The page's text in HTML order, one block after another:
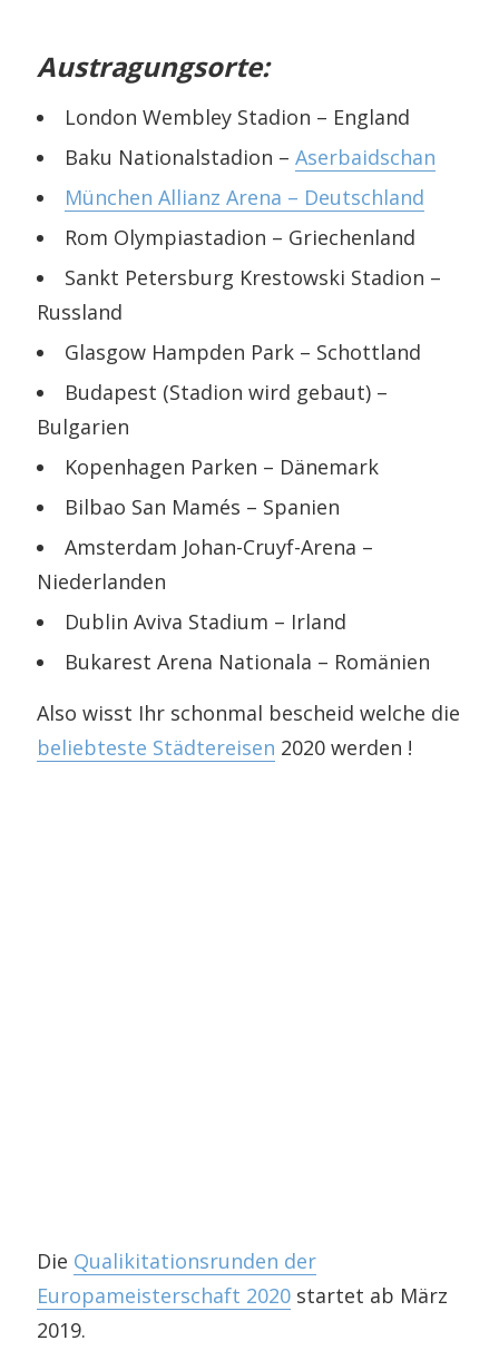
Austragungsorte:
London Wembley Stadion – England
Baku Nationalstadion –Aserbaidschan
München Allianz Arena – Deutschland
Rom Olympiastadion – Griechenland
Sankt Petersburg Krestowski Stadion –
Russland
Glasgow Hampden Park – Schottland
Budapest (Stadion wird gebaut) –
Bulgarien
Kopenhagen Parken – Dänemark
Bilbao San Mamés – Spanien
Amsterdam Johan-Cruyf-Arena –
Niederlanden
Dublin Aviva Stadium – Irland
Bukarest Arena Nationala – Romänien
Also wisst Ihr schonmal bescheid welche die
beliebteste Städtereisen 2020 werden !
Die Qualikitationsrunden der
Europameisterschaft 2020 startet ab März
2019.